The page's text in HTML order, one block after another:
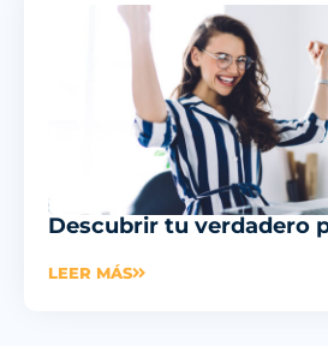
Descubrir tu verdadero
LEER MÁS